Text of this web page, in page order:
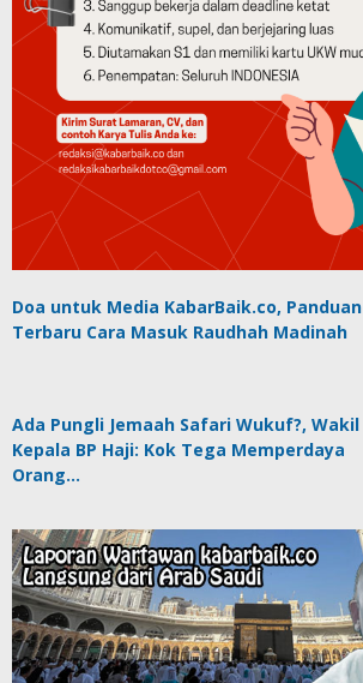
Doa untuk Media KabarBaik.co, Panduan
Terbaru Cara Masuk Raudhah Madinah
Ada Pungli Jemaah Safari Wukuf?, Wakil
Kepala BP Haji: Kok Tega Memperdaya
Orang…